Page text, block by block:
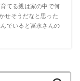
てる親は家の中で何
せそうだなと思った
でいると冨永さんの